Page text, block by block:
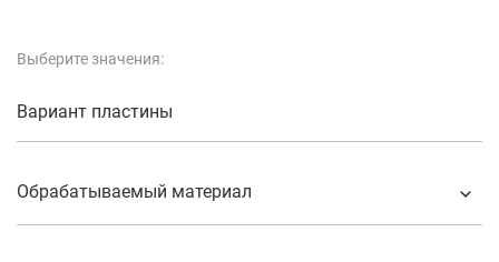
Выберите значения:
Вариант пластины
Обрабатываемый материал